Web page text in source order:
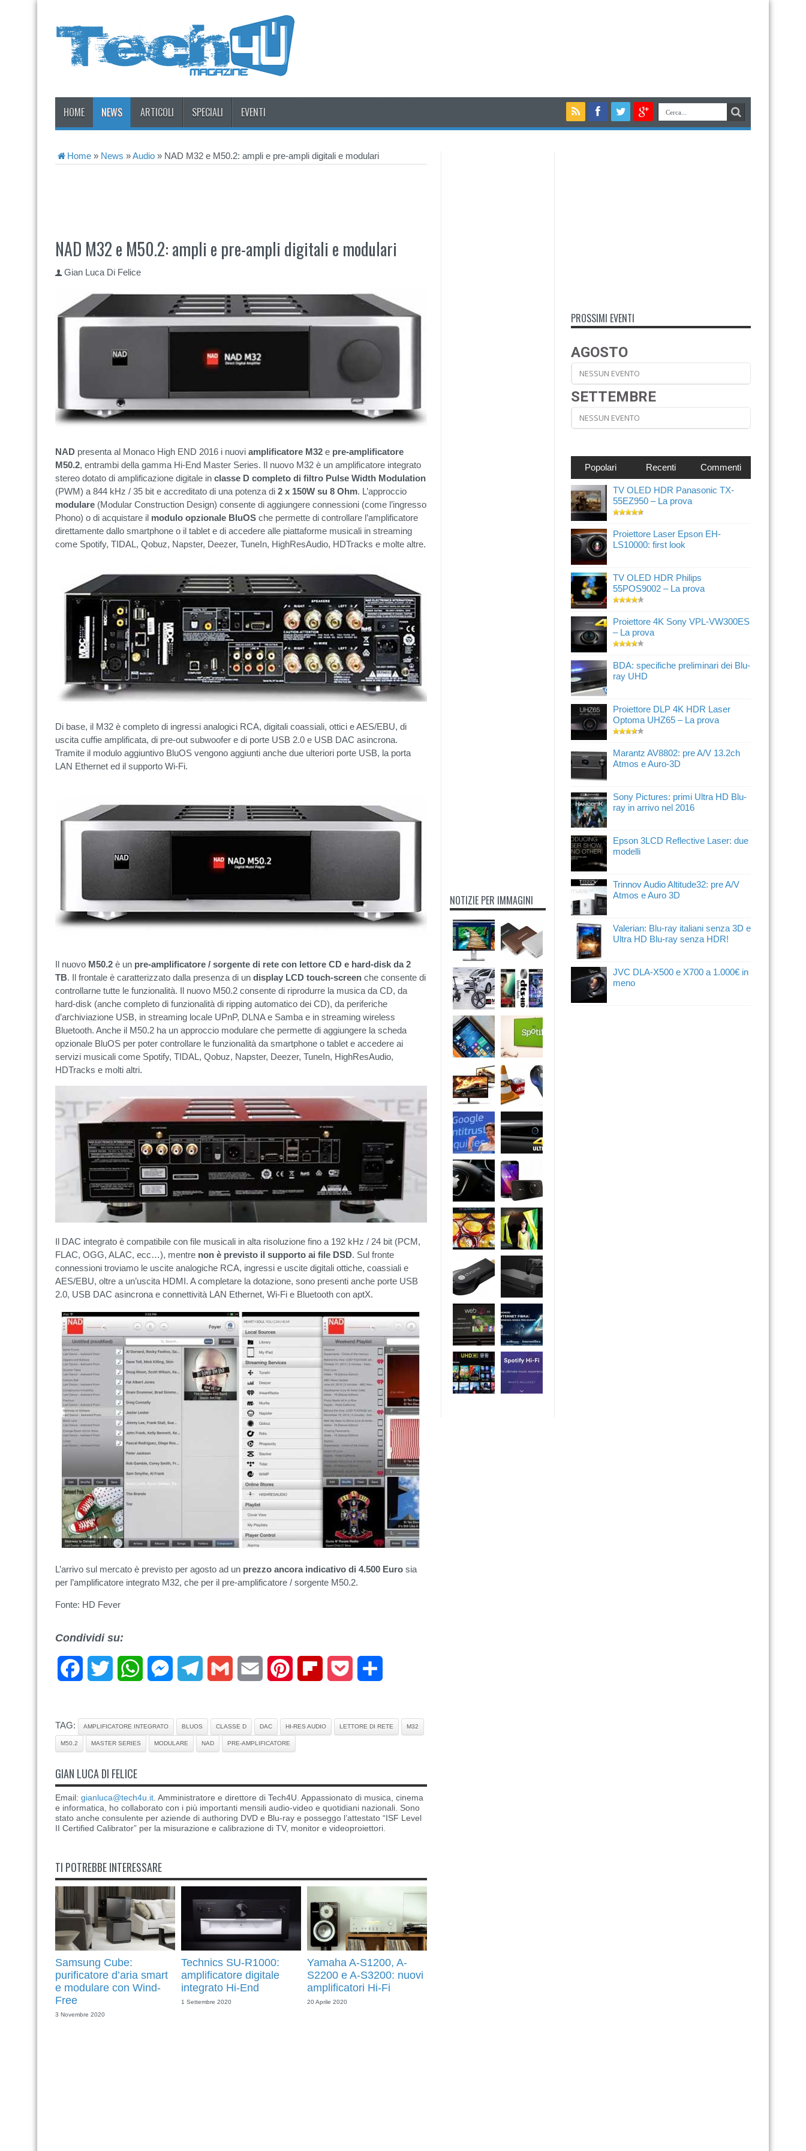
HOME NEWS ARTICOLI SPECIALI EVENTI
Home » News »Audio » NAD M32 e M50.2: ampli e pre-ampli digitali e modulari
NAD M32 e M50.2: ampli e pre-ampli digitali e modulari
Gian Luca Di Felice
NAD presenta al Monaco High END 2016 i nuovi amplificatore M32 e pre-amplificatore
M50.2, entrambi della gamma Hi-End Master Series. Il nuovo M32 è un amplificatore integrato
stereo dotato di amplificazione digitale in classe D completo di filtro Pulse Width Modulation
(PWM) a 844 kHz / 35 bit e accreditato di una potenza di 2 x 150W su 8 Ohm. L’approccio
modulare (Modular Construction Design) consente di aggiungere connessioni (come l’ingresso
Phono) o di acquistare il modulo opzionale BluOS che permette di controllare l’amplificatore
direttamente dallo smartphone o il tablet e di accedere alle piattaforme musicali in streaming
come Spotify, TIDAL, Qobuz, Napster, Deezer, TuneIn, HighResAudio, HDTracks e molte altre.
Di base, il M32 è completo di ingressi analogici RCA, digitali coassiali, ottici e AES/EBU, di
uscita cuffie amplificata, di pre-out subwoofer e di porte USB 2.0 e USB DAC asincrona.
Tramite il modulo aggiuntivo BluOS vengono aggiunti anche due ulteriori porte USB, la porta
LAN Ethernet ed il supporto Wi-Fi.
Il nuovo M50.2 è un pre-amplificatore / sorgente di rete con lettore CD e hard-disk da 2
TB. Il frontale è caratterizzato dalla presenza di un display LCD touch-screen che consente di
controllarne tutte le funzionalità. Il nuovo M50.2 consente di riprodurre la musica da CD, da
hard-disk (anche completo di funzionalità di ripping automatico dei CD), da periferiche
d’archiviazione USB, in streaming locale UPnP, DLNA e Samba e in streaming wireless
Bluetooth. Anche il M50.2 ha un approccio modulare che permette di aggiungere la scheda
opzionale BluOS per poter controllare le funzionalità da smartphone o tablet e accedere ai
servizi musicali come Spotify, TIDAL, Qobuz, Napster, Deezer, TuneIn, HighResAudio,
HDTracks e molti altri.
Il DAC integrato è compatibile con file musicali in alta risoluzione fino a 192 kHz / 24 bit (PCM,
FLAC, OGG, ALAC, ecc…), mentre non è previsto il supporto ai file DSD. Sul fronte
connessioni troviamo le uscite analogiche RCA, ingressi e uscite digitali ottiche, coassiali e
AES/EBU, oltre a un’uscita HDMI. A completare la dotazione, sono presenti anche porte USB
2.0, USB DAC asincrona e connettività LAN Ethernet, Wi-Fi e Bluetooth con aptX.
L’arrivo sul mercato è previsto per agosto ad un prezzo ancora indicativo di 4.500 Euro sia
per l’amplificatore integrato M32, che per il pre-amplificatore / sorgente M50.2.
Fonte: HD Fever
Condividi su:
FacebookTwitter WhatsAppMessengerTelegramGmail Email Pinterest FlipboardPocket
TAG: AMPLIFICATORE INTEGRATO BLUOS CLASSE D DAC HI-RES AUDIO LETTORE DI RETE M32
M50.2 MASTER SERIES MODULARE NAD PRE-AMPLIFICATORE
GIAN LUCA DI FELICE
Email: gianluca@tech4u.it . Amministratore e direttore di Tech4U. Appassionato di musica, cinema
e informatica, ho collaborato con i più importanti mensili audio-video e quotidiani nazionali. Sono
stato anche consulente per aziende di authoring DVD e Blu-ray e posseggo l’attestato “ISF Level
II Certified Calibrator” per la misurazione e calibrazione di TV, monitor e videoproiettori.
TI POTREBBE INTERESSARE
Samsung Cube:
purificatore d’aria smart
e modulare con Wind-
Free
3 Novembre 2020
Technics SU-R1000:
amplificatore digitale
integrato Hi-End
1 Settembre 2020
Yamaha A-S1200, A-
S2200 e A-S3200: nuovi
amplificatori Hi-Fi
20 Aprile 2020
NOTIZIE PER IMMAGINI
PROSSIMI EVENTI
AGOSTO
NESSUN EVENTO
SETTEMBRE
NESSUN EVENTO
Popolari Recenti Commenti
TV OLED HDR Panasonic TX-
55EZ950 – La prova
Proiettore Laser Epson EH-
LS10000: first look
TV OLED HDR Philips
55POS9002 – La prova
Proiettore 4K Sony VPL-VW300ES
– La prova
BDA: specifiche preliminari dei Blu-
ray UHD
Proiettore DLP 4K HDR Laser
Optoma UHZ65 – La prova
Marantz AV8802: pre A/V 13.2ch
Atmos e Auro-3D
Sony Pictures: primi Ultra HD Blu-
ray in arrivo nel 2016
Epson 3LCD Reflective Laser: due
modelli
Trinnov Audio Altitude32: pre A/V
Atmos e Auro 3D
Valerian: Blu-ray italiani senza 3D e
Ultra HD Blu-ray senza HDR!
JVC DLA-X500 e X700 a 1.000€ in
meno